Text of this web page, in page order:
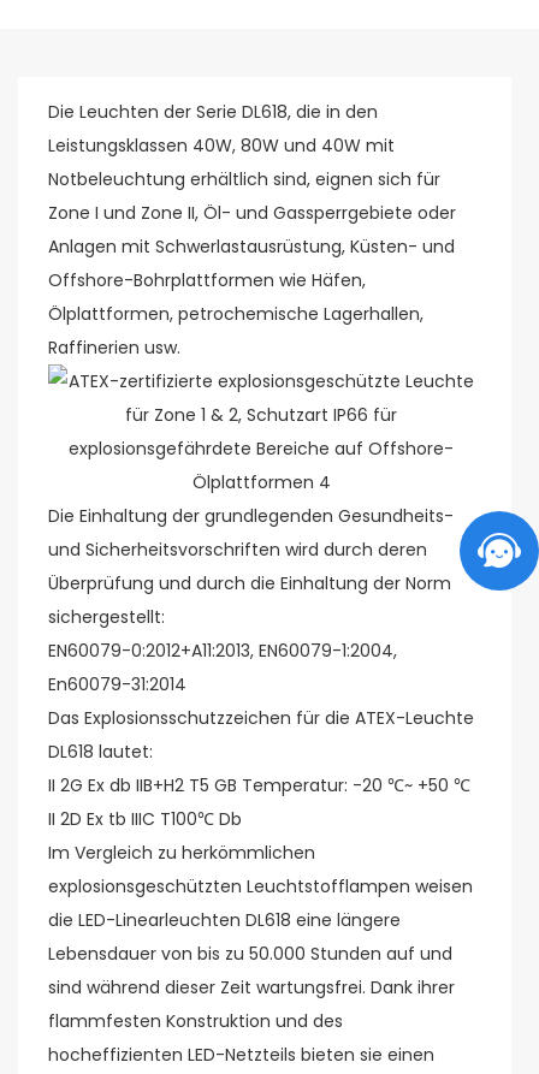
Die Leuchten der Serie DL618, die in den
Leistungsklassen 40W, 80W und 40W mit
Notbeleuchtung erhältlich sind, eignen sich für
Zone I und Zone II, Öl- und Gassperrgebiete oder
Anlagen mit Schwerlastausrüstung, Küsten- und
Offshore-Bohrplattformen wie Häfen,
Ölplattformen, petrochemische Lagerhallen,
Raffinerien usw.
Die Einhaltung der grundlegenden Gesundheits-
und Sicherheitsvorschriften wird durch deren
Überprüfung und durch die Einhaltung der Norm
sichergestellt:
EN60079-0:2012+A11:2013, EN60079-1:2004,
En60079-31:2014
Das Explosionsschutzzeichen für die ATEX-Leuchte
DL618 lautet:
II 2G Ex db IIB+H2 T5 GB Temperatur: -20 ℃~ +50 ℃
II 2D Ex tb IIIC T100℃ Db
Im Vergleich zu herkömmlichen
explosionsgeschützten Leuchtstofflampen weisen
die LED-Linearleuchten DL618 eine längere
Lebensdauer von bis zu 50.000 Stunden auf und
sind während dieser Zeit wartungsfrei. Dank ihrer
flammfesten Konstruktion und des
hocheffizienten LED-Netzteils bieten sie einen